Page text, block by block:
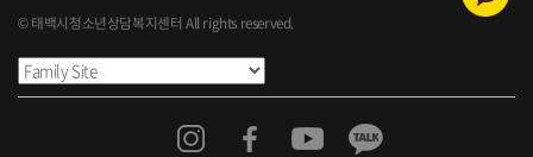
© 태백시청소년상담복지센터 All rights reserved.